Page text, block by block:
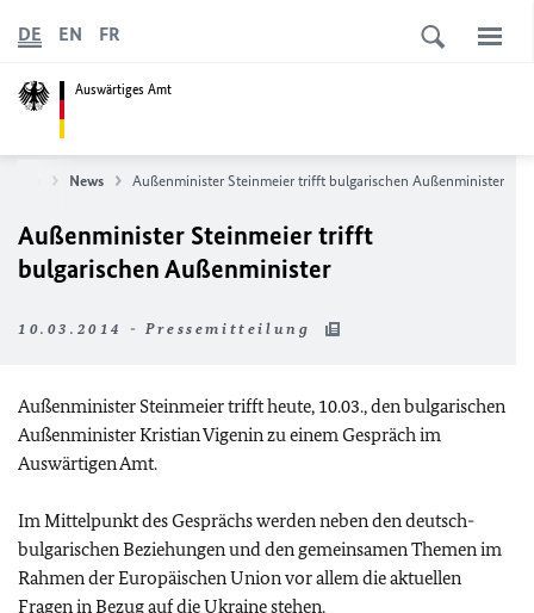
Auswärtiges Amt
DE EN FR
News Außenminister Steinmeier trifft bulgarischen Außenminister
Außenminister Steinmeier trifft
bulgarischen Außenminister
10.03.2014 - Pressemitteilung
Außenminister Steinmeier trifft heute, 10.03., den bulgarischen
Außenminister Kristian Vigenin zu einem Gespräch im
Auswärtigen Amt.
Im Mittelpunkt des Gesprächs werden neben den deutsch-
bulgarischen Beziehungen und den gemeinsamen Themen im
Rahmen der Europäischen Union vor allem die aktuellen
Fragen in Bezug auf die Ukraine stehen.